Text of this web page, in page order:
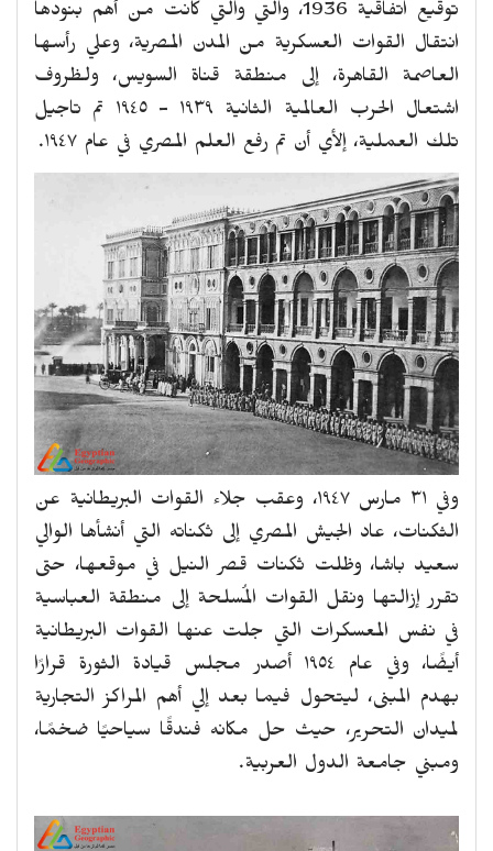
توقيع اتفاقية 1936، والتي والتي كانت من أهم بنودها
انتقال القوات العسكرية من المدن المصرية، وعلي رأسها
العاصمة القاهرة، إلى منطقة قناة السويس، ولظروف
اشتعال الحرب العالمية الثانية ١٩٣٩ - ١٩٤٥ تم تاجيل
تلك العملية، إلأي أن تم رفع العلم المصري في عام ١٩٤٧.
وفي ٣١ مارس ١٩٤٧، وعقب جلاء القوات البريطانية عن
الثكنات، عاد الجيش المصري إلى ثكناته التي أنشأها الوالي
سعيد باشا، وظلت ثكنات قصر النيل في موقعها، حتى
تقرر إزالتها ونقل القوات المُسلحة إلى منطقة العباسية
في نفس المعسكرات التي جلت عنها القوات البريطانية
أيضًا، وفي عام ١٩٥٤ أصدر مجلس قيادة الثورة قرارًا
بهدم المبنى، ليتحول فيما بعد إلي أهم المراكز التجارية
لميدان التحرير، حيث حل مكانه فندقًا سياحيًا ضخمًا،
ومبني جامعة الدول العربية.
Next